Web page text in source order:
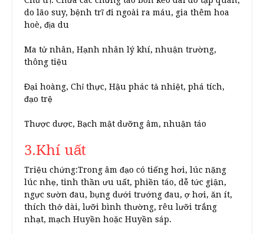
do lão suy, bệnh trĩ đi ngoài ra máu, gia thêm hoa
hoè, địa du
Ma tử nhân, Hạnh nhân lý khí, nhuận trường,
thông tiệu
Đại hoàng, Chỉ thực, Hậu phác tả nhiệt, phá tích,
đạo trệ
Thược dược, Bạch mật dưỡng âm, nhuận táo
3.Khí uất
Triệu chứng:Trong âm đạo có tiếng hơi, lúc nặng
lúc nhẹ, tinh thần ưu uất, phiền táo, dễ tức giận,
ngực sườn đau, bụng dưới trướng đau, ợ hơi, ăn ít,
thích thở dài, lưỡi bình thường, rêu lưỡi trắng
nhạt, mạch Huyền hoặc Huyền sáp.